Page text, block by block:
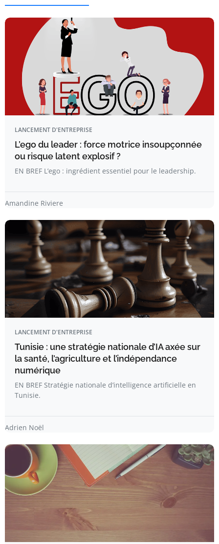
LANCEMENT D'ENTREPRISE
L’ego du leader : force motrice insoupçonnée
ou risque latent explosif ?
EN BREF L’ego : ingrédient essentiel pour le leadership.
Amandine Riviere
LANCEMENT D'ENTREPRISE
Tunisie : une stratégie nationale d’IA axée sur
la santé, l’agriculture et l’indépendance
numérique
EN BREF Stratégie nationale d’intelligence artificielle en
Tunisie.
Adrien Noël